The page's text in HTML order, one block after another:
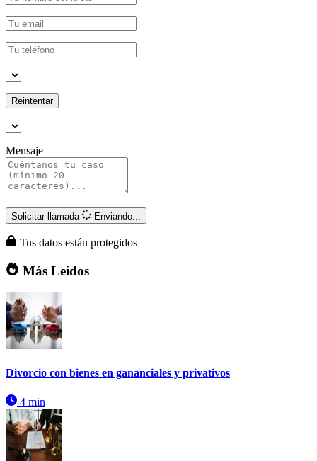
Reintentar
Mensaje
Solicitar llamada Enviando...
Tus datos están protegidos
Más Leídos
Divorcio con bienes en gananciales y privativos
4 min